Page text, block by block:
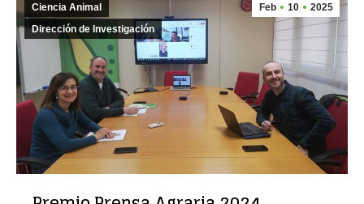
Feb 10 2025
Ciencia Animal
Dirección de Investigación